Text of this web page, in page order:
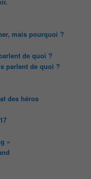
mais pourquoi ?
de quoi ?
parlent de quoi ?
des héros
»